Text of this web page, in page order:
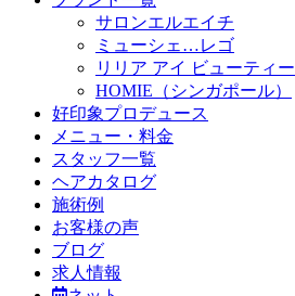
サロンエルエイチ
ミューシェ…レゴ
リリア アイ ビューティー
HOMIE（シンガポール）
好印象プロデュース
メニュー・料金
スタッフ一覧
ヘアカタログ
施術例
お客様の声
ブログ
求人情報